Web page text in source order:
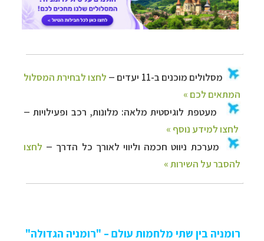
רומניה בין שתי מלחמות עולם – "רומניה הגדולה"